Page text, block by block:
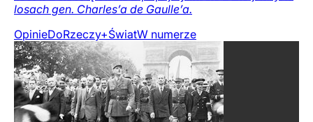
losach gen. Charles’a de Gaulle’a.
OpinieDoRzeczy+ŚwiatW numerze